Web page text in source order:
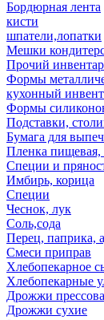
Бордюрная лента
кисти
шпатели,лопатки
Мешки
Прочий
Формы
кухонный
Формы
Подставки,
Бумага для
Пленка пищевая,
Специи и
Имбирь, корица
Специи
Чеснок, лук
Соль,сода
Перец, паприка,
Смеси приправ
Хлебопекарное
Хлебопекарные
Дрожжи
Дрожжи сухие